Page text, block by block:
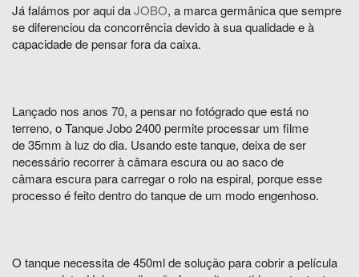
Já falámos por aqui daJOBO, a marca germânica que sempre
se diferenciou da concorrência devido à sua qualidade e à
capacidade de pensar fora da caixa.
Lançado nos anos 70, a pensar no fotógrado que está no
terreno, o Tanque Jobo 2400 permite processar um filme
de 35mm à luz do dia. Usando este tanque, deixa de ser
necessário recorrer à câmara escura ou ao saco de
câmara escura para carregar o rolo na espiral, porque esse
processo é feito dentro do tanque de um modo engenhoso.
O tanque necessita de 450ml de solução para cobrir a película